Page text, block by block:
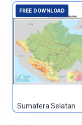
FREE DOWNLOAD
Sumatera Selatan